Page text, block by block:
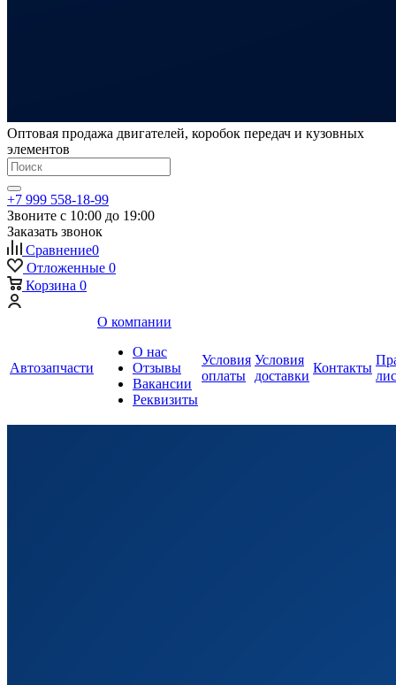
Оптовая продажа двигателей, коробок передач и кузовных
элементов
+7 999 558-18-99
Звоните с 10:00 до 19:00
Заказать звонок
Сравнение0
Отложенные 0
Корзина 0
Автозапчасти
О компании
О нас
Отзывы
Вакансии
Реквизиты
Условия
оплаты
Условия
доставки
Контакты